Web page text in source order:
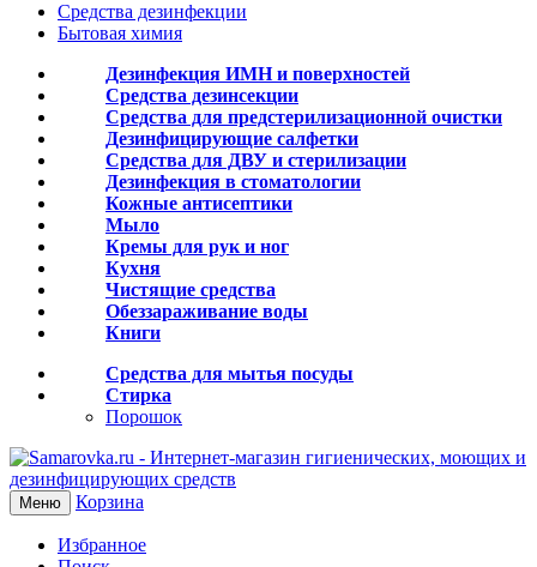
Средства дезинфекции
Бытовая химия
Дезинфекция ИМН и поверхностей
Средства дезинсекции
Средства для предстерилизационной очистки
Дезинфицирующие салфетки
Средства для ДВУ и cтерилизации
Дезинфекция в стоматологии
Кожные антисептики
Мыло
Кремы для рук и ног
Кухня
Чистящие средства
Обеззараживание воды
Книги
Средства для мытья посуды
Стирка
Порошок
Меню Корзина
Избранное